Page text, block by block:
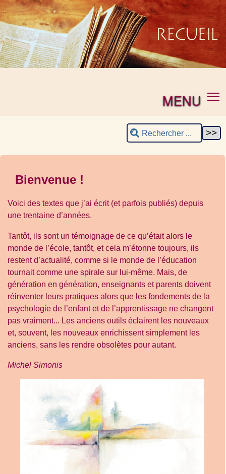
MENU
Bienvenue !
Voici des textes que j’ai écrit (et parfois publiés) depuis
une trentaine d’années.
Tantôt, ils sont un témoignage de ce qu’était alors le
monde de l’école, tantôt, et cela m’étonne toujours, ils
restent d’actualité, comme si le monde de l’éducation
tournait comme une spirale sur lui-même. Mais, de
génération en génération, enseignants et parents doivent
réinventer leurs pratiques alors que les fondements de la
psychologie de l’enfant et de l’apprentissage ne changent
pas vraiment... Les anciens outils éclairent les nouveaux
et, souvent, les nouveaux enrichissent simplement les
anciens, sans les rendre obsolètes pour autant.
Michel Simonis